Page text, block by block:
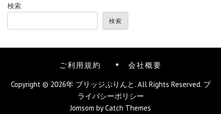
検索
検索
ご利用規約 会社概要
Copyright © 2026年 ブリッジぷりんと. All Rights Reserved. プ
ライバシーポリシー
Jomsom byCatch Themes